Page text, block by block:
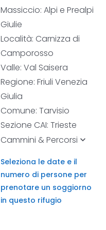
Massiccio: Alpi e Prealpi
Giulie
Località: Carnizza di
Camporosso
Valle: Val Saisera
Regione: Friuli Venezia
Giulia
Comune: Tarvisio
Sezione CAI: Trieste
Cammini & Percorsi keyboard_arrow_down
Seleziona le date e il
numero di persone per
prenotare un soggiorno
in questo rifugio